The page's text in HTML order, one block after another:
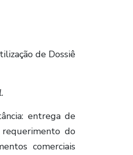
de Dossiê
entrega de
requerimento do
comerciais